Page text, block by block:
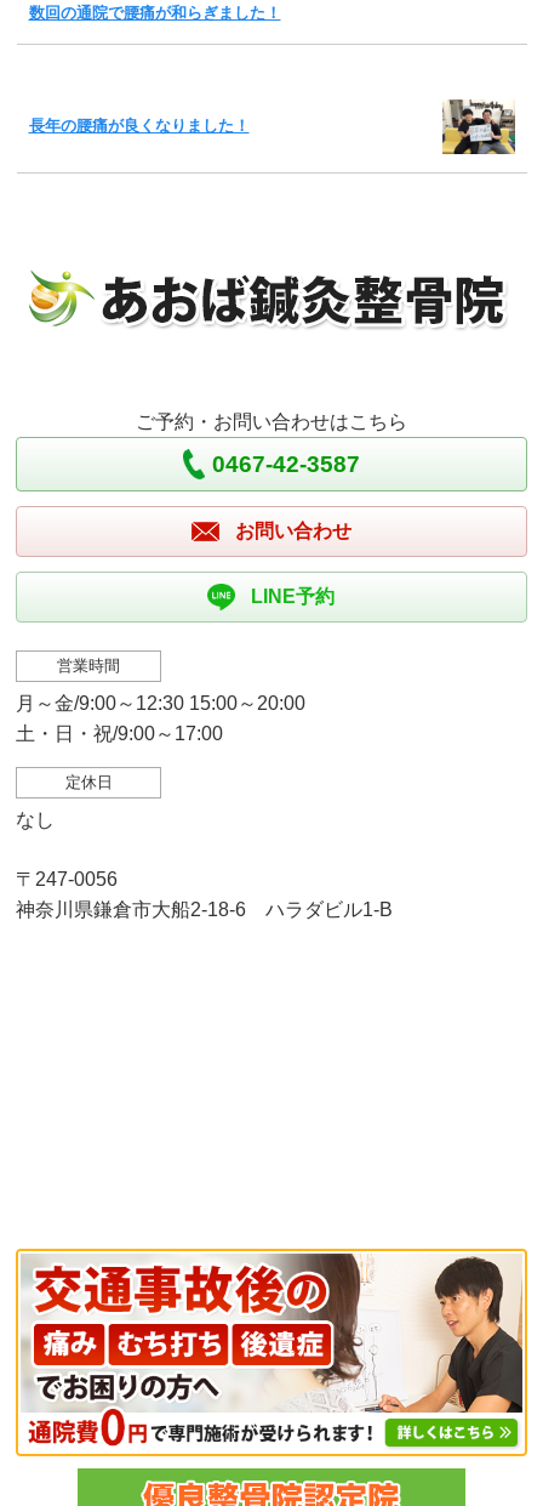
数回の通院で腰痛が和らぎました！
長年の腰痛が良くなりました！
ご予約・お問い合わせはこちら
0467-42-3587
お問い合わせ
LINE予約
営業時間
月～金/9:00～12:30 15:00～20:00
土・日・祝/9:00～17:00
定休日
なし
〒247-0056
神奈川県鎌倉市大船2-18-6 ハラダビル1-B